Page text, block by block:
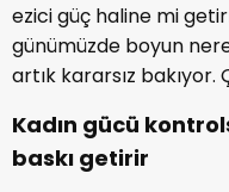
ezici güç haline mi
günümüzde boyun
artık kararsız
Kadın gücü
baskı getirir